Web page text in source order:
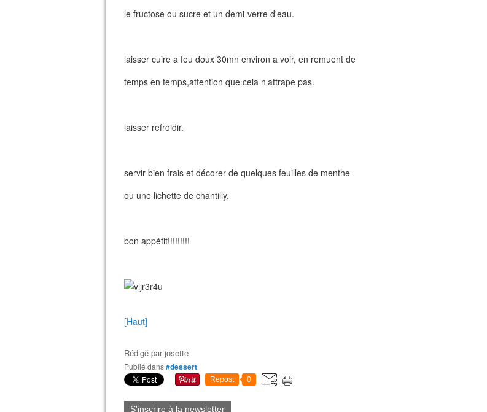
le fructose ou sucre et un demi-verre d'eau.
laisser cuire a feu doux 30mn environ a voir, en remuent de
temps en temps,attention que cela n’attrape pas.
laisser refroidir.
servir bien frais et décorer de quelques feuilles de menthe
ou une lichette de chantilly.
bon appétit!!!!!!!!!
[Haut]
Rédigé parjosette
Publié dans#dessert
Repost 0
S'inscrire à la newsletter